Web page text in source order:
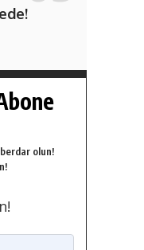
olun!